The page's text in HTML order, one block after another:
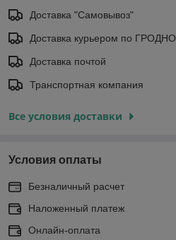
Доставка "Самовывоз"
Доставка курьером по ГРОДНО
Доставка почтой
Транспортная компания
Все условия доставки
Условия оплаты
Безналичный расчет
Наложенный платеж
Онлайн-оплата